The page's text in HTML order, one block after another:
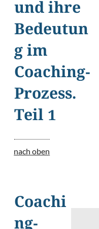
und ihre
Bedeutun
g im
Coaching-
Prozess.
Teil 1
nach oben
Coachi